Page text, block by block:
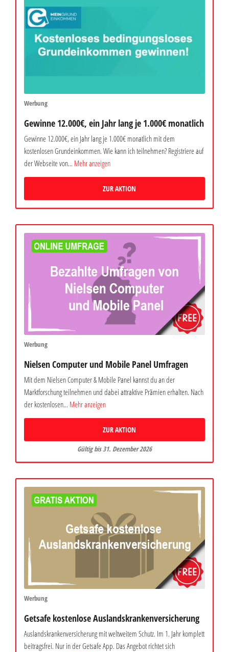
Werbung
Gewinne 12.000€, ein Jahr lang je 1.000€ monatlich
Gewinne 12.000€, ein Jahr lang je 1.000€ monatlich mit dem
kostenlosen Grundeinkommen. Wie kann ich teilnehmen? Registriere auf
der Webseite von... Mehr anzeigen
ZUR AKTION
Werbung
Nielsen Computer und Mobile Panel Umfragen
Mit dem Nielsen Computer & Mobile Panel kannst du an der
Marktforschung teilnehmen und dabei attraktive Prämien erhalten. Nach
der kostenlosen... Mehr anzeigen
ZUR AKTION
Gültig bis 31. Dezember 2026
Werbung
Getsafe kostenlose Auslandskrankenversicherung
Auslandskrankenversicherung mit weltweitem Schutz. Im 1. Jahr komplett
beitragsfrei. Nur in der Getsafe App. Das Angebot richtet sich